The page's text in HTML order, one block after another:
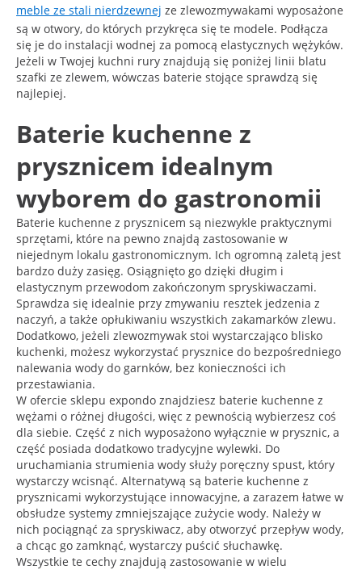
meble ze stali nierdzewnej ze zlewozmywakami wyposażone
są w otwory, do których przykręca się te modele. Podłącza
się je do instalacji wodnej za pomocą elastycznych wężyków.
Jeżeli w Twojej kuchni rury znajdują się poniżej linii blatu
szafki ze zlewem, wówczas baterie stojące sprawdzą się
najlepiej.
Baterie kuchenne z
prysznicem idealnym
wyborem do gastronomii
Baterie kuchenne z prysznicem są niezwykle praktycznymi
sprzętami, które na pewno znajdą zastosowanie w
niejednym lokalu gastronomicznym. Ich ogromną zaletą jest
bardzo duży zasięg. Osiągnięto go dzięki długim i
elastycznym przewodom zakończonym spryskiwaczami.
Sprawdza się idealnie przy zmywaniu resztek jedzenia z
naczyń, a także opłukiwaniu wszystkich zakamarków zlewu.
Dodatkowo, jeżeli zlewozmywak stoi wystarczająco blisko
kuchenki, możesz wykorzystać prysznice do bezpośredniego
nalewania wody do garnków, bez konieczności ich
przestawiania.
W ofercie sklepu expondo znajdziesz baterie kuchenne z
wężami o różnej długości, więc z pewnością wybierzesz coś
dla siebie. Część z nich wyposażono wyłącznie w prysznic, a
część posiada dodatkowo tradycyjne wylewki. Do
uruchamiania strumienia wody służy poręczny spust, który
wystarczy wcisnąć. Alternatywą są baterie kuchenne z
prysznicami wykorzystujące innowacyjne, a zarazem łatwe w
obsłudze systemy zmniejszające zużycie wody. Należy w
nich pociągnąć za spryskiwacz, aby otworzyć przepływ wody,
a chcąc go zamknąć, wystarczy puścić słuchawkę.
Wszystkie te cechy znajdują zastosowanie w wielu